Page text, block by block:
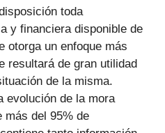
toda
y financiera disponible de
otorga un enfoque más
resultará de gran utilidad
de la misma.
evolución de la mora
más del 95% de